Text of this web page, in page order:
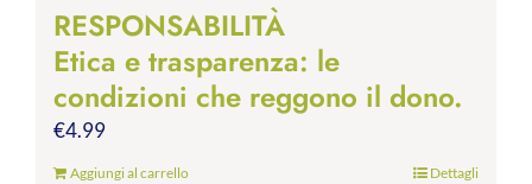
RESPONSABILITÀ
Etica e trasparenza: le
condizioni che reggono il dono.
€4.99
Aggiungi al carrello Dettagli